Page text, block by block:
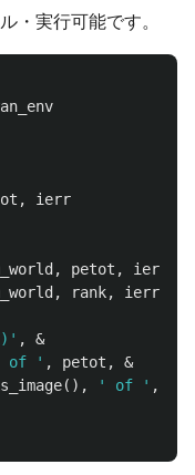
・実行可能です。
,
ierr
, petot , ierr
, rank, ierr
,
&
of ' , petot ,
&
(), ' of ' ,